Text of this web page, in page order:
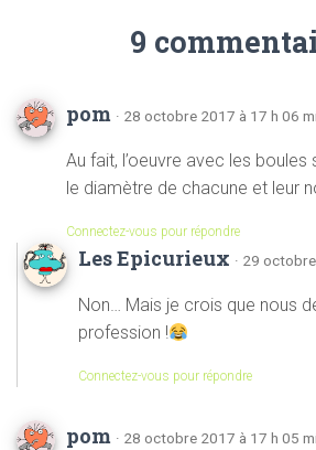
9
pom · 28 octobre 2017 à 17 h 06
Au fait, l’oeuvre avec les boules
le diamètre de chacune et leur
Connectez-vous pour répondre
Les Epicurieux · 29
Non… Mais je crois que nous
profession !
Connectez-vous pour répondre
pom · 28 octobre 2017 à 17 h 05